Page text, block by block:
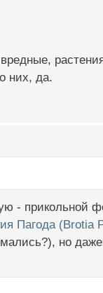
них, да.
- прикольной
Пагода (Brotia
но